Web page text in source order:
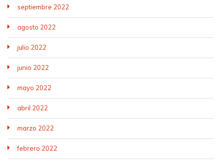
septiembre 2022
agosto 2022
julio 2022
junio 2022
mayo 2022
abril 2022
marzo 2022
febrero 2022